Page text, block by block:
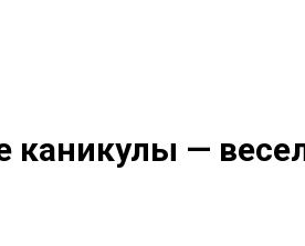
каникулы —